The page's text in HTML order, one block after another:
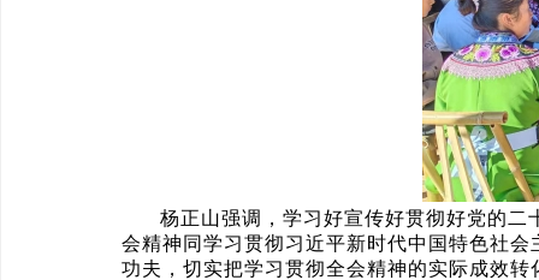
杨正山强调，学习好宣传好贯彻好党的
会精神同学习贯彻习近平新时代中国特色社
功夫，切实把学习贯彻全会精神的实际成效